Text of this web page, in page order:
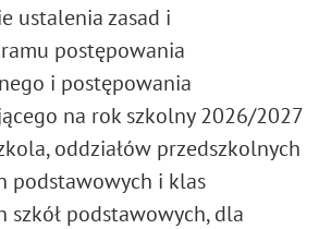
ustalenia zasad i
postępowania
i postępowania
na rok szkolny 2026/2027
oddziałów przedszkolnych
podstawowych i klas
szkół podstawowych, dla